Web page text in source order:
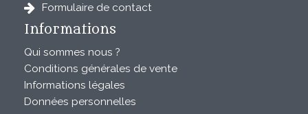
Formulaire de contact
Informations
Qui sommes nous ?
Conditions générales de vente
Informations légales
Données personnelles